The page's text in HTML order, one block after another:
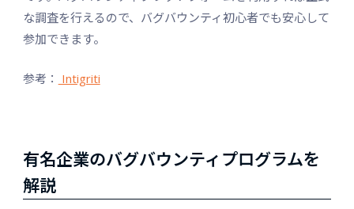
な調査を行えるので、バグバウンティ初心者でも安心して
参加できます。
参考： Intigriti
有名企業のバグバウンティプログラムを
解説